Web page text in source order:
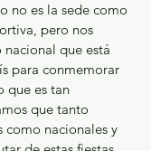
no es la sede como
pero nos
nacional que está
para conmemorar
que es tan
que tanto
como nacionales y